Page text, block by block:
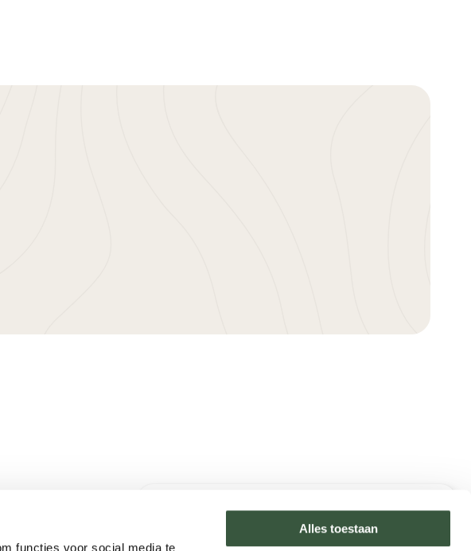
functies voor social media te
Alles toestaan
Neem contact op met Natasja
Reisspecialist Madagaskar
Legendarische reizen